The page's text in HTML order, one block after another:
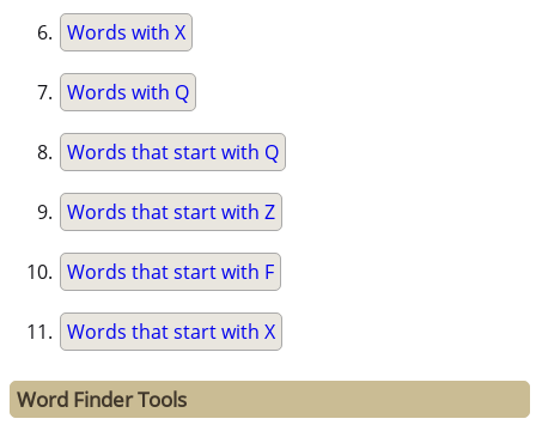
Words with X
Words with Q
Words that start with Q
Words that start with Z
Words that start with F
Words that start with X
Word Finder Tools